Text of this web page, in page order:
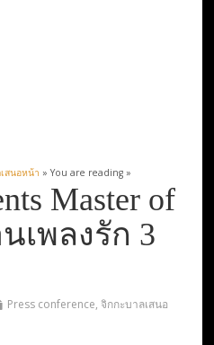
สนอหน้า » You are reading »
Master of
เพลงรัก 3
Press conference, จิกกะบาลเสนอ